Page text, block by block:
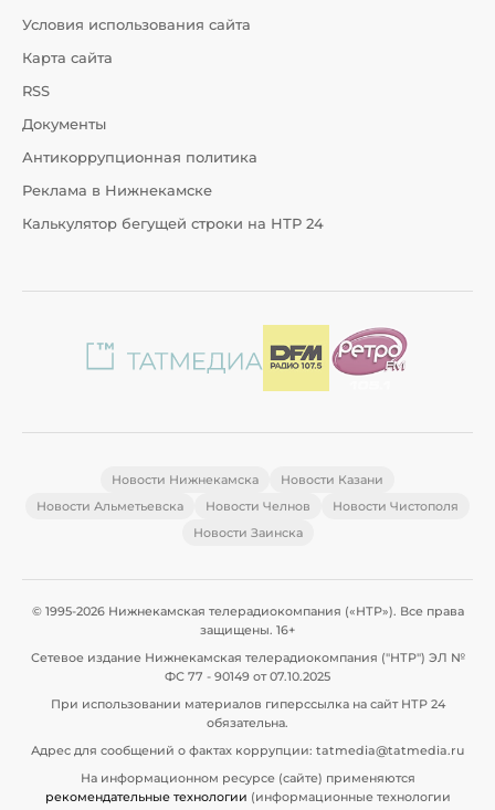
Условия использования сайта
Карта сайта
RSS
Документы
Антикоррупционная политика
Реклама в Нижнекамске
Калькулятор бегущей строки на НТР 24
Новости Нижнекамска
Новости Казани
Новости Альметьевска
Новости Челнов
Новости Чистополя
Новости Заинска
© 1995-2026 Нижнекамская телерадиокомпания («НТР»). Все права
защищены. 16+
Сетевое издание Нижнекамская телерадиокомпания ("НТР") ЭЛ №
ФС 77 - 90149 от 07.10.2025
При использовании материалов гиперссылка на сайт НТР 24
обязательна.
Адрес для сообщений о фактах коррупции: tatmedia@tatmedia.ru
На информационном ресурсе (сайте) применяются
рекомендательные технологии (информационные технологии